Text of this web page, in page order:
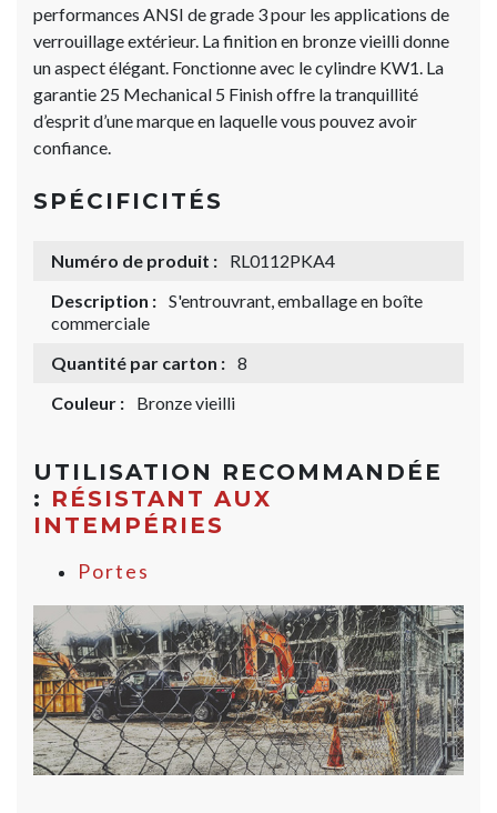
performances ANSI de grade 3 pour les applications de
verrouillage extérieur. La finition en bronze vieilli donne
un aspect élégant. Fonctionne avec le cylindre KW1. La
garantie 25 Mechanical 5 Finish offre la tranquillité
d’esprit d’une marque en laquelle vous pouvez avoir
confiance.
SPÉCIFICITÉS
Numéro de produit :
RL0112PKA4
Description : S'entrouvrant, emballage en boîte
commerciale
Quantité par carton : 8
Couleur :
Bronze vieilli
UTILISATION RECOMMANDÉE
: RÉSISTANT AUX
INTEMPÉRIES
Portes